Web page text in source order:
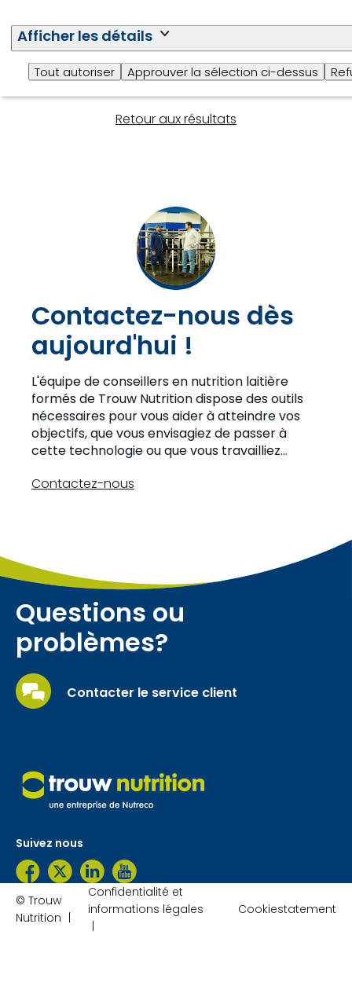
Afficher les détails
Tout autoriser Approuver la sélection ci-dessus
Retour aux résultats
Contactez-nous dès
aujourd'hui !
L'équipe de conseillers en nutrition laitière
formés de Trouw Nutrition dispose des outils
nécessaires pour vous aider à atteindre vos
objectifs, que vous envisagiez de passer à
cette technologie ou que vous travailliez
Contactez-nous
Questions ou
problèmes?
Contacter le service client
Suivez nous
© Trouw
Nutrition
Confidentialité et
informations légales
Cookiestatement